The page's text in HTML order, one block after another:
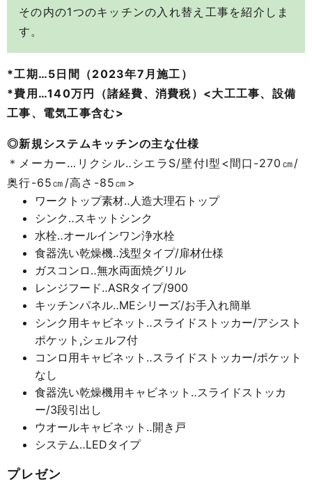
その内の1つのキッチンの入れ替え工事を紹介しま
す。
*工期…5日間（2023年7月施工）
*費用…140万円（諸経費、消費税）<大工工事、設備
工事、電気工事含む>
◎新規システムキッチンの主な仕様
＊メーカー…リクシル‥シエラS/壁付I型<間口-270㎝/
奥行-65㎝/高さ-85㎝>
ワークトップ素材‥人造大理石トップ
シンク‥スキットシンク
水栓‥オールインワン浄水栓
食器洗い乾燥機‥浅型タイプ/扉材仕様
ガスコンロ‥無水両面焼グリル
レンジフード‥ASRタイプ/900
キッチンパネル‥MEシリーズ/お手入れ簡単
シンク用キャビネット‥スライドストッカー/アシスト
ポケット,シェルフ付
コンロ用キャビネット‥スライドストッカー/ポケット
なし
食器洗い乾燥機用キャビネット‥スライドストッカ
ー/3段引出し
ウオールキャビネット‥開き戸
システム‥LEDタイプ
プレゼン